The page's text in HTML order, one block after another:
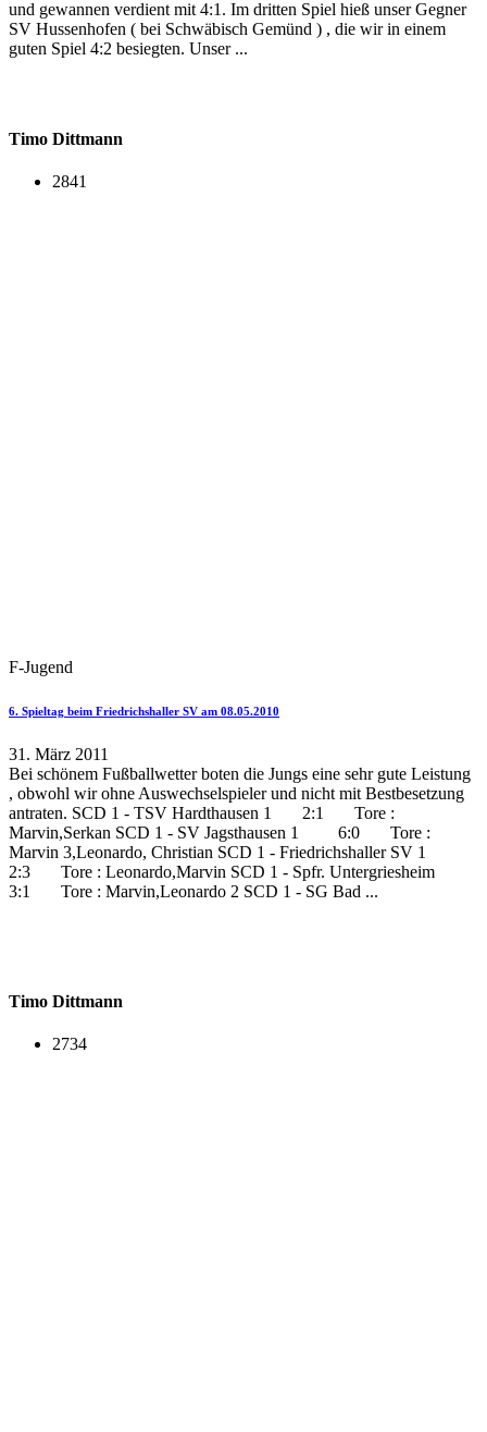
und gewannen verdient mit 4:1. Im dritten Spiel hieß unser Gegner
SV Hussenhofen ( bei Schwäbisch Gemünd ) , die wir in einem
guten Spiel 4:2 besiegten. Unser ...
Timo Dittmann
2841
F-Jugend
6. Spieltag beim Friedrichshaller SV am 08.05.2010
31. März 2011
Bei schönem Fußballwetter boten die Jungs eine sehr gute Leistung
, obwohl wir ohne Auswechselspieler und nicht mit Bestbesetzung
antraten. SCD 1 - TSV Hardthausen 1 2:1 Tore :
Marvin,Serkan SCD 1 - SV Jagsthausen 1 6:0 Tore :
Marvin 3,Leonardo, Christian SCD 1 - Friedrichshaller SV 1
2:3 Tore : Leonardo,Marvin SCD 1 - Spfr. Untergriesheim
3:1 Tore : Marvin,Leonardo 2 SCD 1 - SG Bad ...
Timo Dittmann
2734